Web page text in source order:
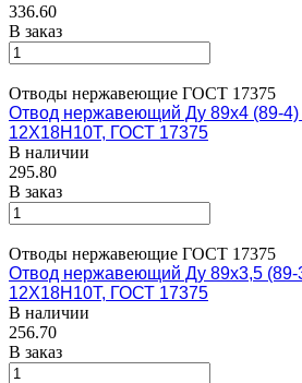
336.60
В заказ
Отводы нержавеющие ГОСТ 17375
Отвод нержавеющий Ду 89х4 (89-4)
12Х18Н10Т, ГОСТ 17375
В наличии
295.80
В заказ
Отводы нержавеющие ГОСТ 17375
Отвод нержавеющий Ду 89х3,5 (89-
12Х18Н10Т, ГОСТ 17375
В наличии
256.70
В заказ